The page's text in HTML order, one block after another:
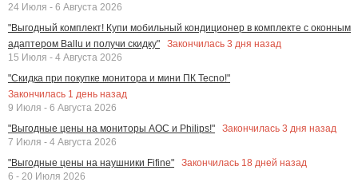
24 Июля - 6 Августа 2026
"Выгодный комплект! Купи мобильный кондиционер в комплекте с оконным
адаптером Ballu и получи скидку"
Закончилась 3 дня назад
15 Июля - 4 Августа 2026
"Скидка при покупке монитора и мини ПК Tecno!"
Закончилась 1 день назад
9 Июля - 6 Августа 2026
"Выгодные цены на мониторы AOC и Philips!"
Закончилась 3 дня назад
7 Июля - 4 Августа 2026
"Выгодные цены на наушники Fifine"
Закончилась 18 дней назад
6 - 20 Июля 2026